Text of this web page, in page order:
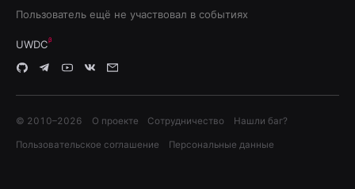
Пользователь ещё не участвовал в событиях
UWDC
© 2010–2026 О проекте Сотрудничество Нашли баг?
Пользовательское соглашение Персональные данные